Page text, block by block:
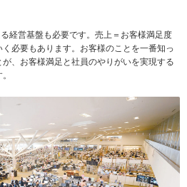
経営基盤も必要です。売上＝お客様満足度
必要もあります。お客様のことを一番知っ
、お客様満足と社員のやりがいを実現する